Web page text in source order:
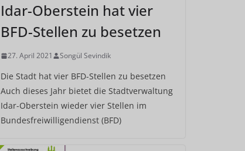
Idar-Oberstein hat vier
BFD-Stellen zu besetzen
27. April 2021 Songül Sevindik
Die Stadt hat vier BFD-Stellen zu besetzen
Auch dieses Jahr bietet die Stadtverwaltung
Idar-Oberstein wieder vier Stellen im
Bundesfreiwilligendienst (BFD)